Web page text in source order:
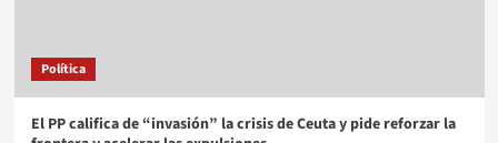
Política
El PP califica de “invasión” la crisis de Ceuta y pide reforzar la